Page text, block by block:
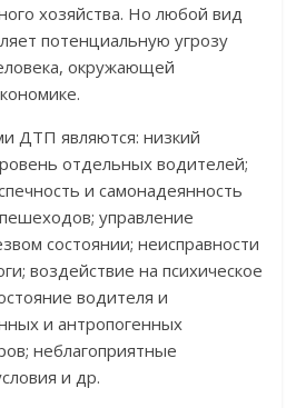
хозяйства. Но любой вид
потенциальную угрозу
окружающей
ДТП являются: низкий
отдельных водителей;
и самонадеянность
управление
состоянии; неисправности
воздействие на психическое
водителя и
и антропогенных
неблагоприятные
и др.